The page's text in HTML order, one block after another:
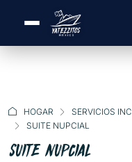
HOGAR
SERVICIOS
SUITE NUPCIAL
SUITE NUPCIAL